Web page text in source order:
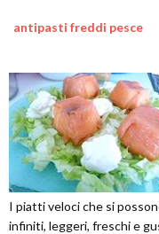
antipasti freddi pesce
I piatti veloci che si
infiniti, leggeri, freschi e